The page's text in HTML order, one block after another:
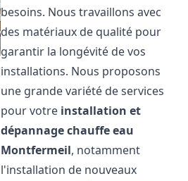
besoins. Nous travaillons avec
des matériaux de qualité pour
garantir la longévité de vos
installations. Nous proposons
une grande variété de services
pour votre installation et
dépannage chauffe eau
Montfermeil, notamment
l'installation de nouveaux